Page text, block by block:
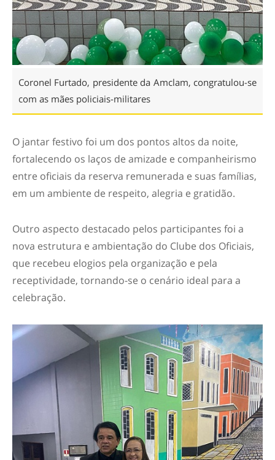
Coronel Furtado, presidente da Amclam, congratulou-se
com as mães policiais-militares
O jantar festivo foi um dos pontos altos da noite,
fortalecendo os laços de amizade e companheirismo
entre oficiais da reserva remunerada e suas famílias,
em um ambiente de respeito, alegria e gratidão.
Outro aspecto destacado pelos participantes foi a
nova estrutura e ambientação do Clube dos Oficiais,
que recebeu elogios pela organização e pela
receptividade, tornando-se o cenário ideal para a
celebração.